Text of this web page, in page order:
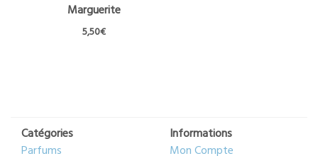
Marguerite
5,50€
Les
options
Catégories
Parfums
Informations
Mon Compte